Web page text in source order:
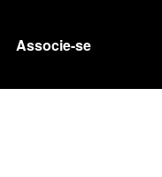
Associe-se